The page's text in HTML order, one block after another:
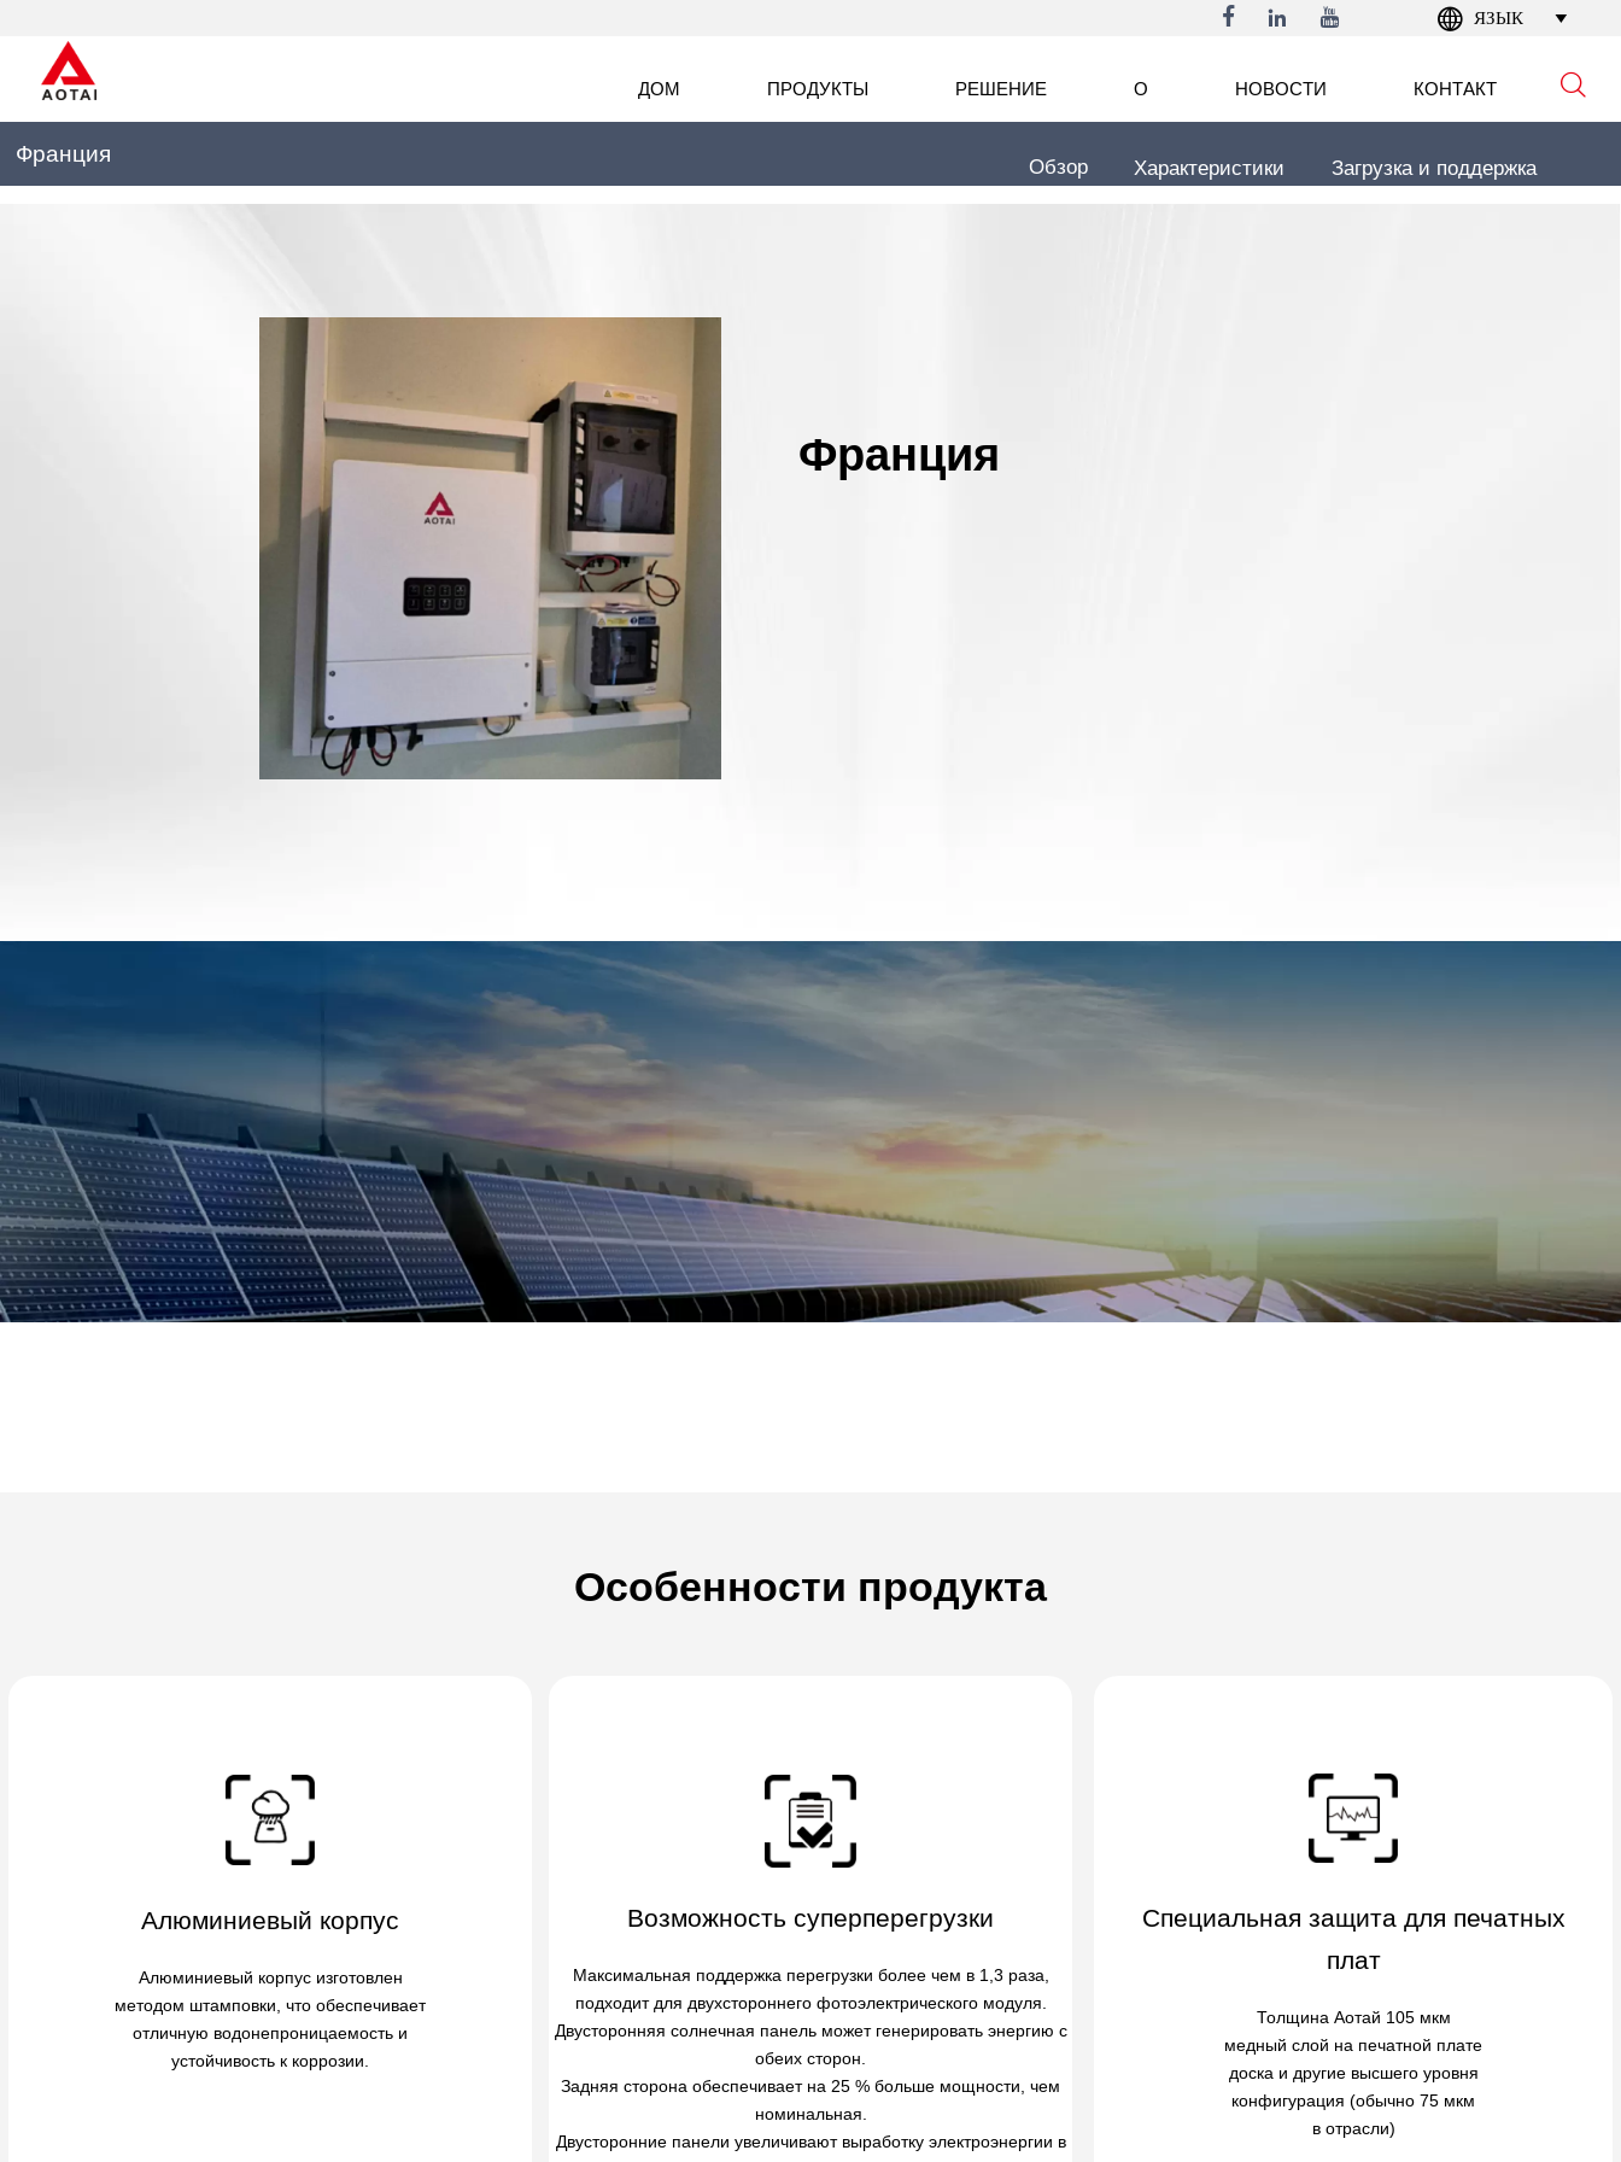
    ЯЗЫК 
ДОМ ПРОДУКТЫ РЕШЕНИЕ О НОВОСТИ КОНТАКТ 
Франция
Обзор Характеристики Загрузка и поддержка
Франция
видео
Особенности продукта
Алюминиевый корпус
Алюминиевый корпус изготовлен
методом штамповки, что обеспечивает
отличную водонепроницаемость и
устойчивость к коррозии.
Возможность суперперегрузки
Максимальная поддержка перегрузки более чем в 1,3 раза,
подходит для двухстороннего фотоэлектрического модуля.
Двусторонняя солнечная панель может генерировать энергию с
обеих сторон.
Задняя сторона обеспечивает на 25 % больше мощности, чем
номинальная.
Двусторонние панели увеличивают выработку электроэнергии в
Специальная защита для печатных
плат
Толщина Аотай 105 мкм
медный слой на печатной плате
доска и другие высшего уровня
конфигурация (обычно 75 мкм
в отрасли)